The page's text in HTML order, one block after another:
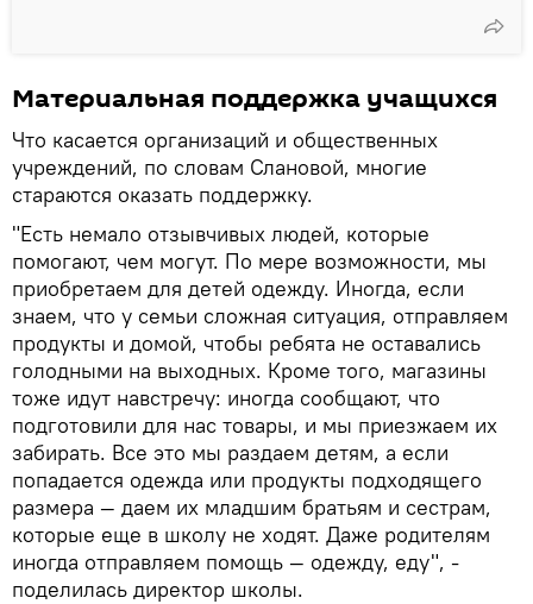
Материальная поддержка учащихся
Что касается организаций и общественных
учреждений, по словам Слановой, многие
стараются оказать поддержку.
"Есть немало отзывчивых людей, которые
помогают, чем могут. По мере возможности, мы
приобретаем для детей одежду. Иногда, если
знаем, что у семьи сложная ситуация, отправляем
продукты и домой, чтобы ребята не оставались
голодными на выходных. Кроме того, магазины
тоже идут навстречу: иногда сообщают, что
подготовили для нас товары, и мы приезжаем их
забирать. Все это мы раздаем детям, а если
попадается одежда или продукты подходящего
размера — даем их младшим братьям и сестрам,
которые еще в школу не ходят. Даже родителям
иногда отправляем помощь — одежду, еду", -
поделилась директор школы.